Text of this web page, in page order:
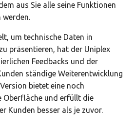
aus Sie alle seine Funktionen
werden.
um technische Daten in
präsentieren, hat der Uniplex
Feedbacks und der
ständige Weiterentwicklung
bietet eine noch
Oberfläche und erfüllt die
Kunden besser als je zuvor.